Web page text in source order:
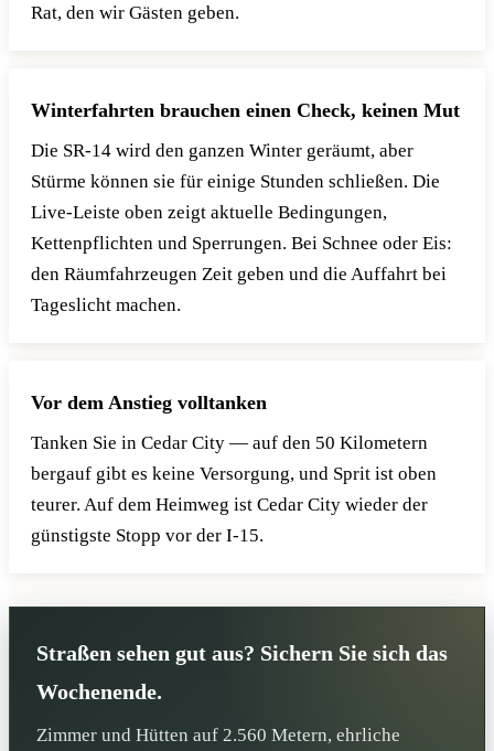
Rat, den wir Gästen geben.
Winterfahrten brauchen einen Check, keinen Mut
Die SR-14 wird den ganzen Winter geräumt, aber
Stürme können sie für einige Stunden schließen. Die
Live-Leiste oben zeigt aktuelle Bedingungen,
Kettenpflichten und Sperrungen. Bei Schnee oder Eis:
den Räumfahrzeugen Zeit geben und die Auffahrt bei
Tageslicht machen.
Vor dem Anstieg volltanken
Tanken Sie in Cedar City — auf den 50 Kilometern
bergauf gibt es keine Versorgung, und Sprit ist oben
teurer. Auf dem Heimweg ist Cedar City wieder der
günstigste Stopp vor der I-15.
Straßen sehen gut aus? Sichern Sie sich das
Wochenende.
Zimmer und Hütten auf 2.560 Metern, ehrliche